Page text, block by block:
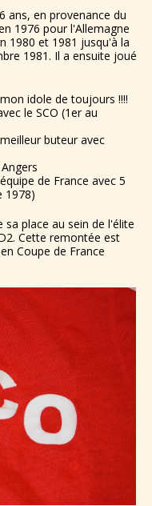
ans, en provenance du
1976 pour l'Allemagne
1980 et 1981 jusqu'à la
1981. Il a ensuite joué
mon idole de toujours !!!!
le SCO (1er au
buteur avec
de France avec 5
1978)
sa place au sein de l'élite
Cette remontée est
Coupe de France